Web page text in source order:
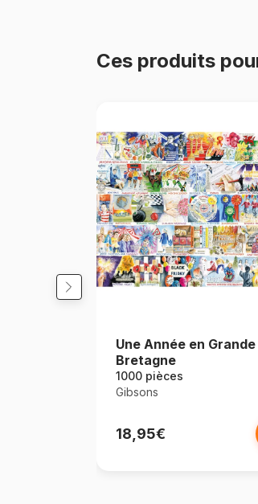
Ces produits
Une Année en Grande
Bretagne
1000 pièces
Gibsons
18,95€